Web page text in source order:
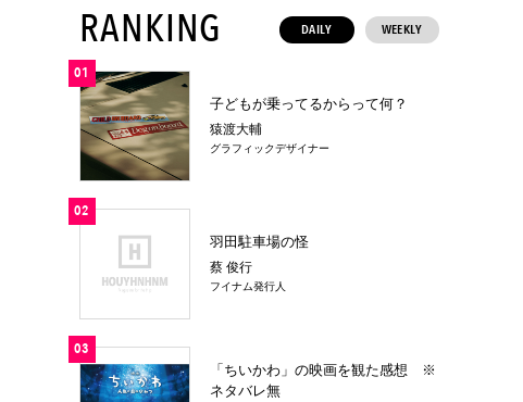
RANKING DAILY WEEKLY
01
子どもが乗ってるからって何？
猿渡大輔
グラフィックデザイナー
02
羽田駐車場の怪
蔡 俊行
フイナム発行人
03
「ちいかわ」の映画を観た感想 ※
ネタバレ無